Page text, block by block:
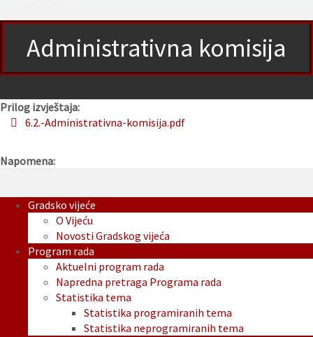
Administrativna komisija
Prilog izvještaja:
6.2.-Administrativna-komisija.pdf
Napomena:
Gradsko vijeće
O Vijeću
Novosti Gradskog vijeća
Program rada
Aktuelni program rada
Napredna pretraga Programa rada
Statistika tema
Statistika programiranih tema
Statistika neprogramiranih tema